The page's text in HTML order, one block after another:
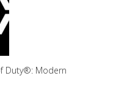
Duty®: Modern